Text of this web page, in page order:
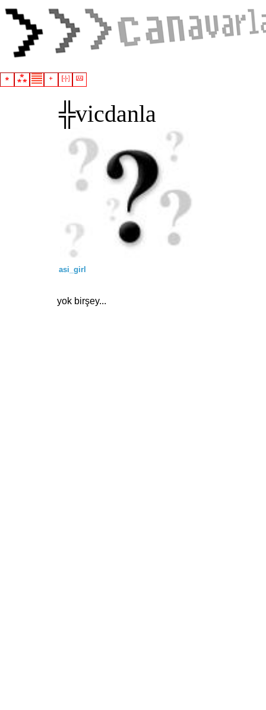
╬vicdanla
asi_girl
yok birşey...